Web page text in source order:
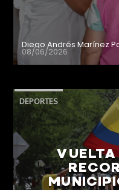
Diego Andrés Marínez
08/06/2026
DEPORTES